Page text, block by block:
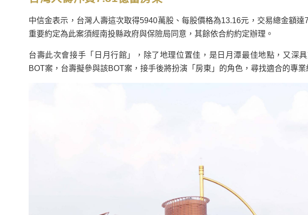
中信金表示，台灣人壽這次取得5940萬股、每股價格為13.16元，交易總金額達
重要約定為此案須經南投縣政府與保險局同意，其餘依合約約定辦理。
台壽此次會接手「日月行館」，除了地理位置佳，是日月潭最佳地點，又深
BOT案，台壽擬參與該BOT案，接手後將扮演「房東」的角色，尋找適合的專業